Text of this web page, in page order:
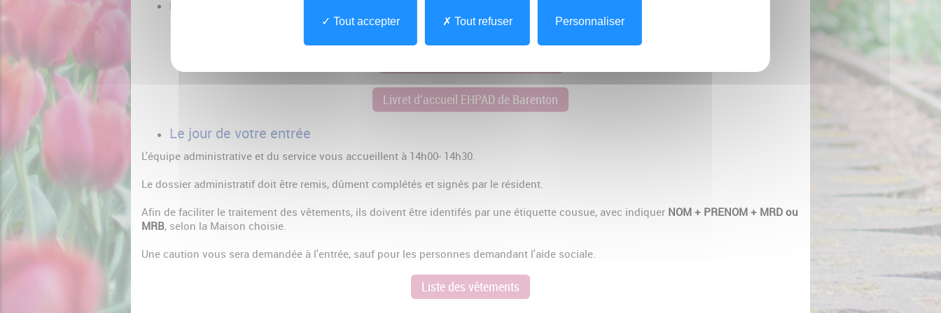
Le livret d'accueil
Livret d'accueil EHPAD de Barenton
Le jour de votre entrée
L'équipe administrative et du service vous accueillent à 14h00- 14h30.
Le dossier administratif doit être remis, dûment complétés et signés par le résident.
Afin de faciliter le traitement des vêtements, ils doivent être identifés par une étiquette cousue, avec indiquer NOM + PRENOM + MRD ou
MRB, selon la Maison choisie.
Une caution vous sera demandée à l'entrée, sauf pour les personnes demandant l'aide sociale.
Liste des vêtements
Tout accepter Tout refuser Personnaliser